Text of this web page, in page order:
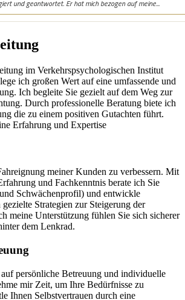
im Verkehrspsychologischen Institut
ich großen Wert auf eine umfassende und
Ich begleite Sie gezielt auf dem Weg zur
Durch professionelle Beratung biete ich
die zu einem positiven Gutachten führt.
Erfahrung und Expertise
meiner Kunden zu verbessern. Mit
und Fachkenntnis berate ich Sie
Schwächenprofil) und entwickle
Strategien zur Steigerung der
meine Unterstützung fühlen Sie sich sicherer
dem Lenkrad.
persönliche Betreuung und individuelle
mir Zeit, um Ihre Bedürfnisse zu
Ihnen Selbstvertrauen durch eine